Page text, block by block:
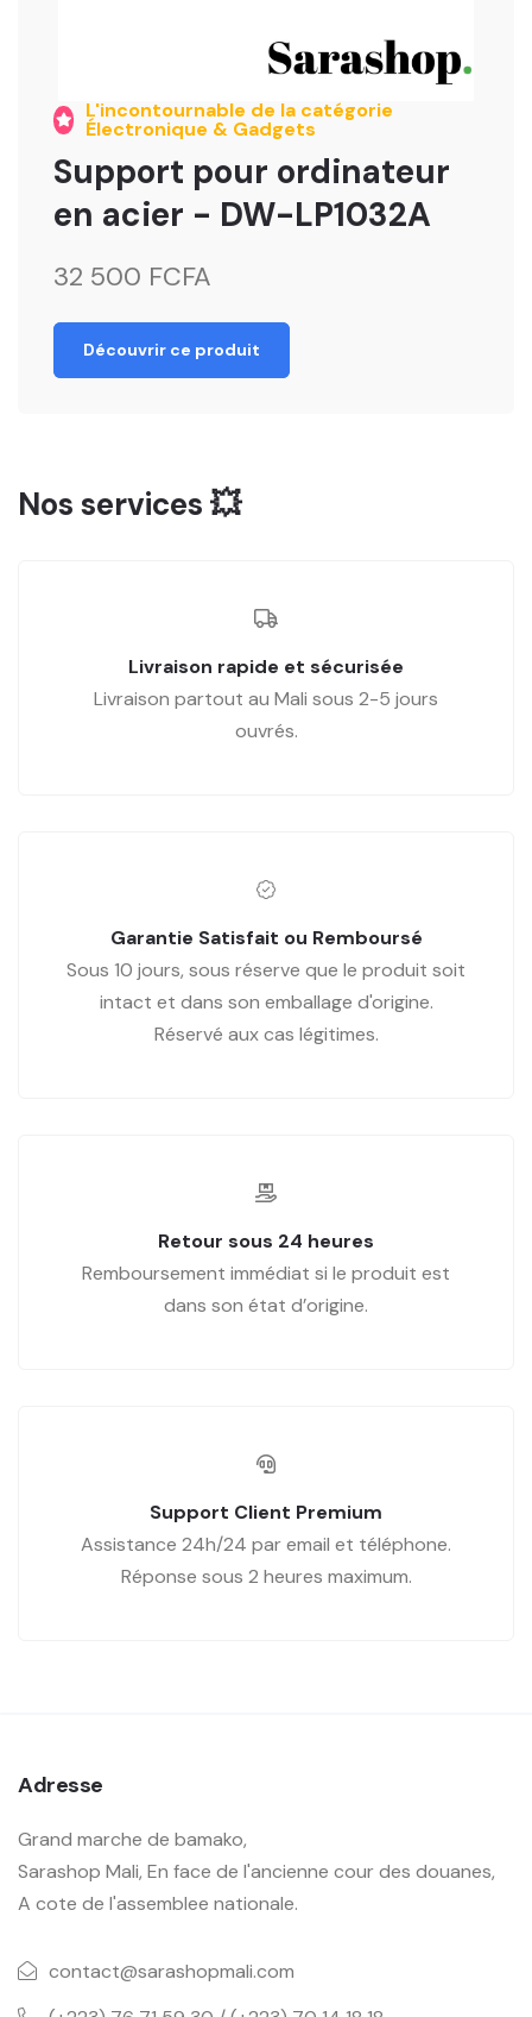
L'incontournable de la catégorie
Électronique & Gadgets
Support pour ordinateur
en acier - DW-LP1032A
32 500 FCFA
Découvrir ce produit
Nos services 💥
Livraison rapide et sécurisée
Livraison partout au Mali sous 2-5 jours
ouvrés.
Garantie Satisfait ou Remboursé
Sous 10 jours, sous réserve que le produit soit
intact et dans son emballage d'origine.
Réservé aux cas légitimes.
Retour sous 24 heures
Remboursement immédiat si le produit est
dans son état d’origine.
Support Client Premium
Assistance 24h/24 par email et téléphone.
Réponse sous 2 heures maximum.
Adresse
Grand marche de bamako,
Sarashop Mali, En face de l'ancienne cour des douanes,
A cote de l'assemblee nationale.
contact@sarashopmali.com